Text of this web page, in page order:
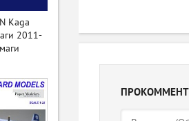
Kaga
2011-